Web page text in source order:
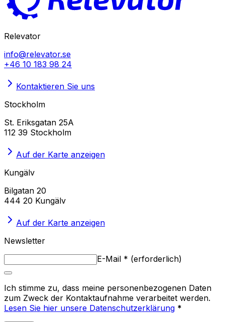
Relevator
info@relevator.se
+46 10 183 98 24
Kontaktieren Sie uns
Stockholm
St. Eriksgatan 25A
112 39 Stockholm
Auf der Karte anzeigen
Kungälv
Bilgatan 20
444 20 Kungälv
Auf der Karte anzeigen
Newsletter
E-Mail * (erforderlich)
Ich stimme zu, dass meine personenbezogenen Daten
zum Zweck der Kontaktaufnahme verarbeitet werden.
Lesen Sie hier unsere Datenschutzerklärung *